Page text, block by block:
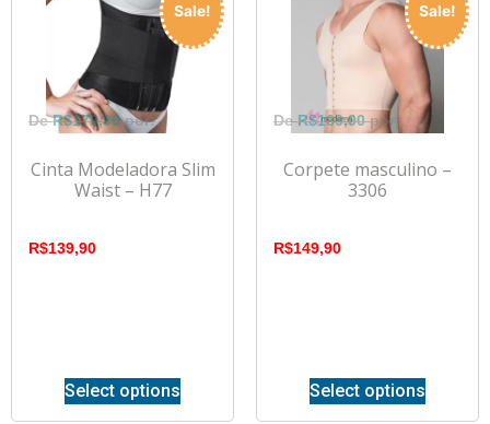
Sale!
Cinta Modeladora Slim
Waist – H77
R$179,90
R$139,90
Select options
Sale!
Corpete masculino –
3306
R$169,90
R$149,90
Select options